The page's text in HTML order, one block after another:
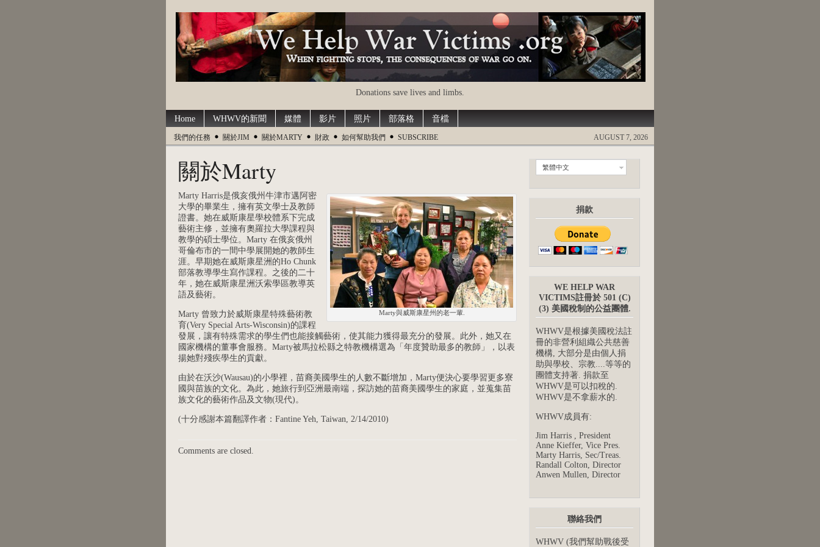
Donations save lives and limbs.
Home WHWV的新聞 媒體 影片 照片 部落格 音檔
我們的任務 關於JIM 關於MARTY 財政 如何幫助我們 SUBSCRIBE AUGUST 7, 2026
關於Marty
Marty與威斯康星州的老一輩.
Marty Harris是俄亥俄州牛津市邁阿密
大學的畢業生，擁有英文學士及教師
證書。她在威斯康星學校體系下完成
藝術主修，並擁有奧羅拉大學課程與
教學的碩士學位。Marty 在俄亥俄州
哥倫布市的一間中學展開她的教師生
涯。早期她在威斯康星洲的Ho Chunk
部落教導學生寫作課程。之後的二十
年，她在威斯康星洲沃索學區教導英
語及藝術。
Marty 曾致力於威斯康星特殊藝術教
育(Very Special Arts-Wisconsin)的課程
發展，讓有特殊需求的學生們也能接觸藝術，使其能力獲得最充分的發展。此外，她又在
國家機構的董事會服務。Marty被馬拉松縣之特教機構選為「年度贊助最多的教師」，以表
揚她對殘疾學生的貢獻。
由於在沃沙(Wausau)的小學裡，苗裔美國學生的人數不斷增加，Marty便決心要學習更多寮
國與苗族的文化。為此，她旅行到亞洲最南端，探訪她的苗裔美國學生的家庭，並蒐集苗
族文化的藝術作品及文物(現代)。
(十分感謝本篇翻譯作者：Fantine Yeh, Taiwan, 2/14/2010)
Comments are closed.
繁體中文
捐款
WE HELP WAR
VICTIMS註冊於 501 (C)
(3) 美國稅制的公益團體.
WHWV是根據美國稅法註
冊的非營利組織公共慈善
機構, 大部分是由個人捐
助與學校、宗教....等等的
團體支持著. 捐款至
WHWV是可以扣稅的.
WHWV是不拿薪水的.
WHWV成員有:
Jim Harris , President
Anne Kieffer, Vice Pres.
Marty Harris, Sec/Treas.
Randall Colton, Director
Anwen Mullen, Director
聯絡我們
WHWV (我們幫助戰後受